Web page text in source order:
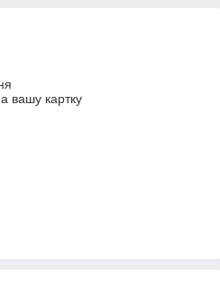
вашу картку